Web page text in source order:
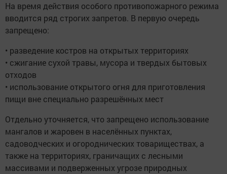
На время действия особого противопожарного режима
вводится ряд строгих запретов. В первую очередь
запрещено:
• разведение костров на открытых территориях
• сжигание сухой травы, мусора и твердых бытовых
отходов
• использование открытого огня для приготовления
пищи вне специально разрешённых мест
Отдельно уточняется, что запрещено использование
мангалов и жаровен в населённых пунктах,
садоводческих и огороднических товариществах, а
также на территориях, граничащих с лесными
массивами и подверженных угрозе природных